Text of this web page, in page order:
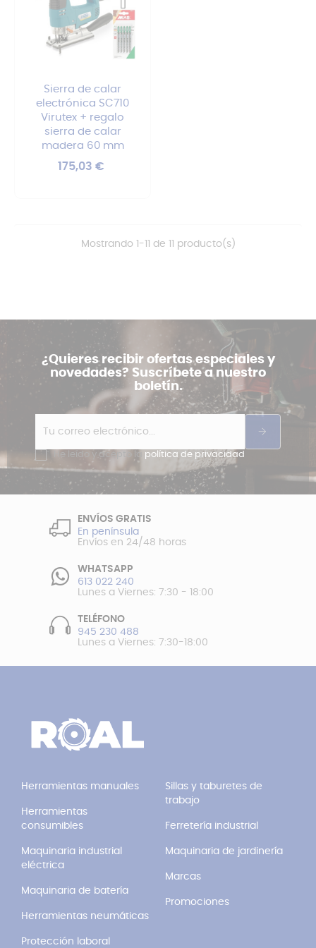
Sierra de calar
electrónica SC710
Virutex + regalo
sierra de calar
madera 60 mm
Precio
175,03 €
Mostrando 1-11 de 11 producto(s)
¿Quieres recibir ofertas especiales y
novedades? Suscríbete a nuestro
boletín.
He leído y acepto la política de privacidad
ENVÍOS GRATIS
En península
Envíos en 24/48 horas
WHATSAPP
613 022 240
Lunes a Viernes: 7:30 - 18:00
TELÉFONO
945 230 488
Lunes a Viernes: 7:30-18:00
Herramientas manuales
Herramientas
consumibles
Maquinaria industrial
eléctrica
Maquinaria de batería
Herramientas neumáticas
Protección laboral
Sillas y taburetes de
trabajo
Ferretería industrial
Maquinaria de jardinería
Marcas
Promociones